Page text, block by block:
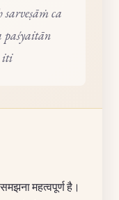
ca
iti
महत्वपूर्ण है।